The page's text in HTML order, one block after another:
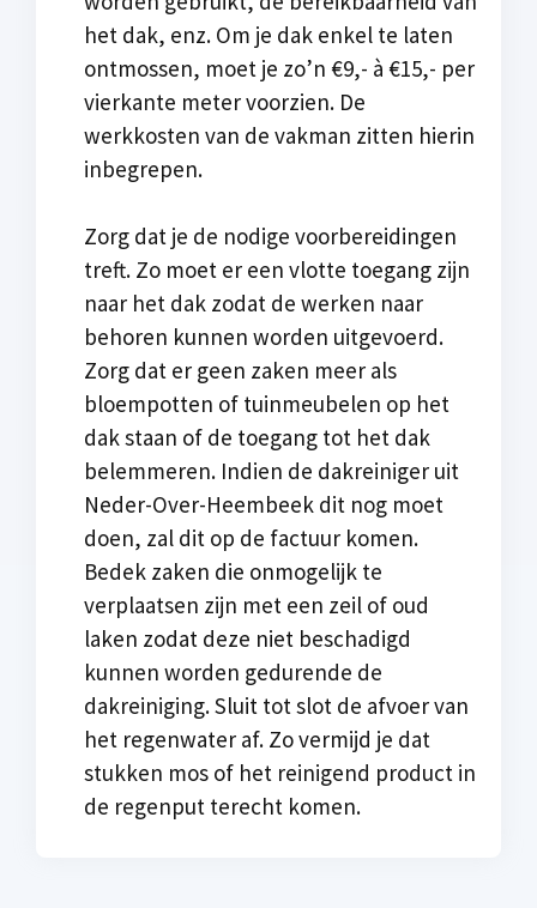
het dak, enz. Om je dak enkel te laten
ontmossen, moet je zo’n €9,- à €15,- per
vierkante meter voorzien. De
werkkosten van de vakman zitten hierin
inbegrepen.
Zorg dat je de nodige voorbereidingen
treft. Zo moet er een vlotte toegang zijn
naar het dak zodat de werken naar
behoren kunnen worden uitgevoerd.
Zorg dat er geen zaken meer als
bloempotten of tuinmeubelen op het
dak staan of de toegang tot het dak
belemmeren. Indien de dakreiniger uit
Neder-Over-Heembeek dit nog moet
doen, zal dit op de factuur komen.
Bedek zaken die onmogelijk te
verplaatsen zijn met een zeil of oud
laken zodat deze niet beschadigd
kunnen worden gedurende de
dakreiniging. Sluit tot slot de afvoer van
het regenwater af. Zo vermijd je dat
stukken mos of het reinigend product in
de regenput terecht komen.